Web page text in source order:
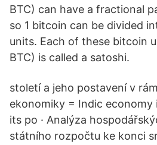
BTC) can have a fractional
so 1 bitcoin can be divided
units. Each of these bitcoin
BTC) is called a satoshi.
století a jeho postavení v
ekonomiky = Indic economy
its po · Analýza
státního rozpočtu ke konci